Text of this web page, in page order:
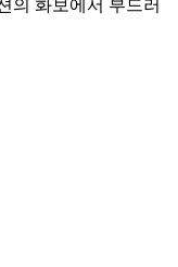
의 화보에서 부드러